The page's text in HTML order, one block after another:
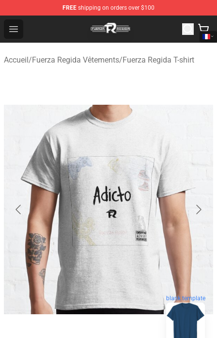
FREE shipping on orders over $100
Open menu
Fuerza Regida Shop - Official Fuerza Regida
Accueil/Fuerza Regida Vêtements/Fuerza Regida T-shirt
blank template